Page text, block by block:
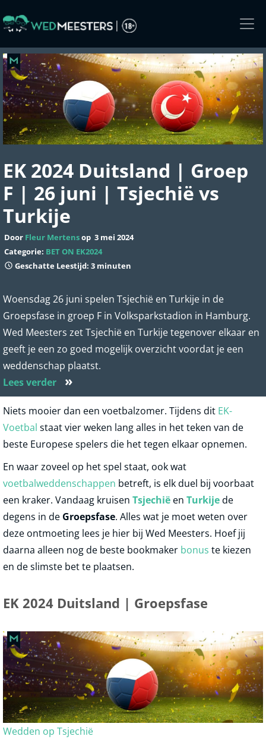
to
content
EK 2024 Duitsland | Groep
F | 26 juni | Tsjechië vs
Turkije
Door Fleur Mertensop 3 mei 2024
Categorie: BET ON EK2024
Geschatte Leestijd: 3 minuten
Woensdag 26 juni spelen Tsjechië en Turkije in de
Groepsfase in groep F in Volksparkstadion in Hamburg.
Wed Meesters zet Tsjechië en Turkije tegenover elkaar en
geeft je een zo goed mogelijk overzicht voordat je een
weddenschap plaatst.
Lees verder
»
Niets mooier dan een voetbalzomer. Tijdens dit EK-
Voetbal staat vier weken lang alles in het teken van de
beste Europese spelers die het tegen elkaar opnemen.
En waar zoveel op het spel staat, ook wat
voetbalweddenschappen betreft, is elk duel bij voorbaat
een kraker. Vandaag kruisen Tsjechië en Turkijede
degens in de Groepsfase. Alles wat je moet weten over
deze ontmoeting lees je hier bij Wed Meesters. Hoef jij
daarna alleen nog de beste bookmaker bonus te kiezen
en de slimste bet te plaatsen.
EK 2024 Duitsland | Groepsfase
Wedden op Tsjechië